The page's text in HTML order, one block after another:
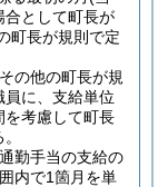
合として町長が
町長が規則で定
の他の町長が規
に、支給単位
を考慮して町長
勤手当の支給の
内で1箇月を単